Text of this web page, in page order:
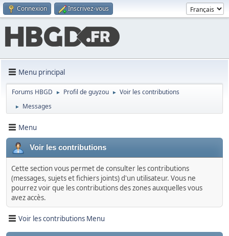
Connexion Inscrivez-vous
Menu principal
Forums HBGD ► Profil de guyzou ► Voir les contributions
► Messages
Menu
Voir les contributions
Cette section vous permet de consulter les contributions
(messages, sujets et fichiers joints) d'un utilisateur. Vous ne
pourrez voir que les contributions des zones auxquelles vous
avez accès.
Voir les contributions Menu